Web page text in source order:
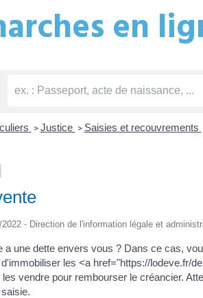
en
> Justice > Saisies et recouvrements
- Direction de l'information légale et
a une dette envers vous ? Dans ce cas,
les <a href="https://lodeve.fr/
les vendre pour rembourser le créancier.